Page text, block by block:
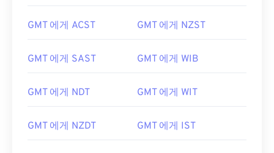
GMT 에게 ACST GMT 에게 NZST
GMT 에게 SAST GMT 에게 WIB
GMT 에게 NDT GMT 에게 WIT
GMT 에게 NZDT GMT 에게 IST